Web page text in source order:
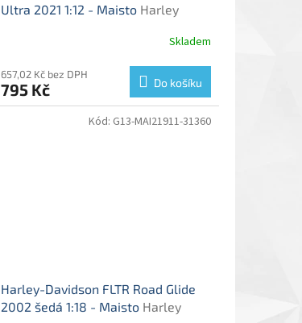
Ultra 2021 1:12 - Maisto Harley
Skladem
657,02 Kč bez DPH
795 Kč Do košíku
Harley-Davidson FLTR Road Glide
2002 šedá 1:18 - Maisto Harley
Kód: G13-MAI21911-31360